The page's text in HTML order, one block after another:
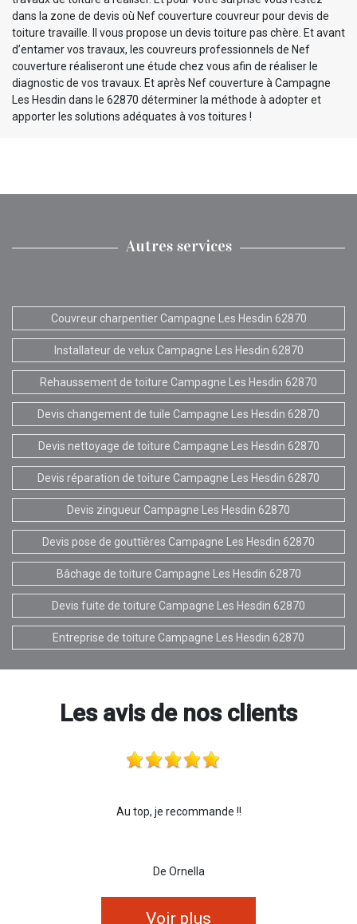
dans la zone de devis où Nef couverture couvreur pour devis de
toiture travaille. Il vous propose un devis toiture pas chère. Et avant
d’entamer vos travaux, les couvreurs professionnels de Nef
couverture réaliseront une étude chez vous afin de réaliser le
diagnostic de vos travaux. Et après Nef couverture à Campagne
Les Hesdin dans le 62870 déterminer la méthode à adopter et
apporter les solutions adéquates à vos toitures !
Autres services
Couvreur charpentier Campagne Les Hesdin 62870
Installateur de velux Campagne Les Hesdin 62870
Rehaussement de toiture Campagne Les Hesdin 62870
Devis changement de tuile Campagne Les Hesdin 62870
Devis nettoyage de toiture Campagne Les Hesdin 62870
Devis réparation de toiture Campagne Les Hesdin 62870
Devis zingueur Campagne Les Hesdin 62870
Devis pose de gouttières Campagne Les Hesdin 62870
Bâchage de toiture Campagne Les Hesdin 62870
Devis fuite de toiture Campagne Les Hesdin 62870
Entreprise de toiture Campagne Les Hesdin 62870
Les avis de nos clients
Au top, je recommande !!
De Ornella
Voir plus